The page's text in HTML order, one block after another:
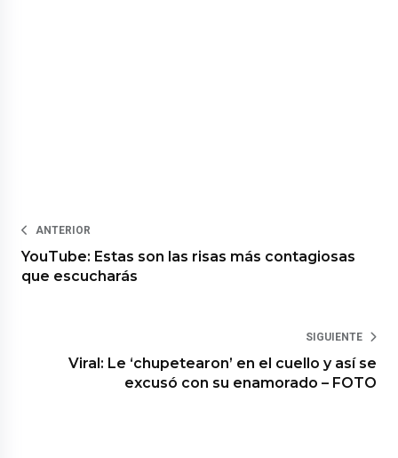
ANTERIOR
YouTube: Estas son las risas más contagiosas
que escucharás
SIGUIENTE
Viral: Le ‘chupetearon’ en el cuello y así se
excusó con su enamorado – FOTO